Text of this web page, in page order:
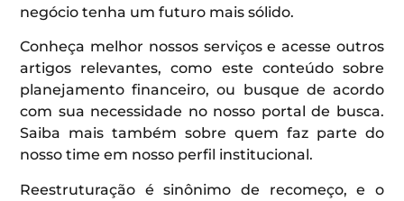
negócio tenha um futuro mais sólido.
Conheça melhor nossos serviços e acesse outros
artigos relevantes, como este conteúdo sobre
planejamento financeiro, ou busque de acordo
com sua necessidade no nosso portal de busca.
Saiba mais também sobre quem faz parte do
nosso time em nosso perfil institucional.
Reestruturação é sinônimo de recomeço, e o